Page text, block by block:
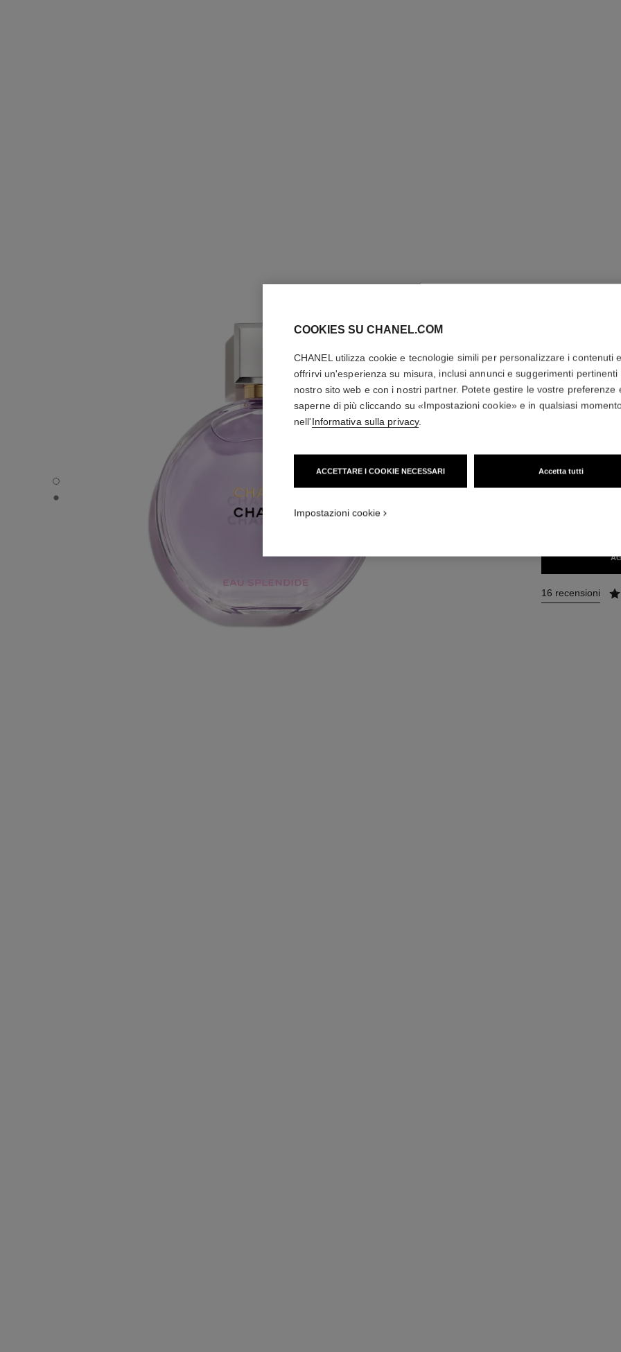
CHANCE EAU SPLENDIDE - Immagine predefinita
CHANCE EAU SPLENDIDE - Vista alternativa 1
CHANCE
Eau de Parfum
Più dettagli
172 €(1720€/L)
16 recensioni
COOKIES SU CHANEL.COM
CHANEL utilizza cookie e tecnologie simili per personalizzare i contenuti e
offrirvi un'esperienza su misura, inclusi annunci e suggerimenti pertinenti
nostro sito web e con i nostri partner. Potete gestire le vostre preferenze
saperne di più cliccando su «Impostazioni cookie» e in qualsiasi
nell'Informativa sulla privacy.
ACCETTARE I COOKIE NECESSARI Accetta tutti
Impostazioni cookie